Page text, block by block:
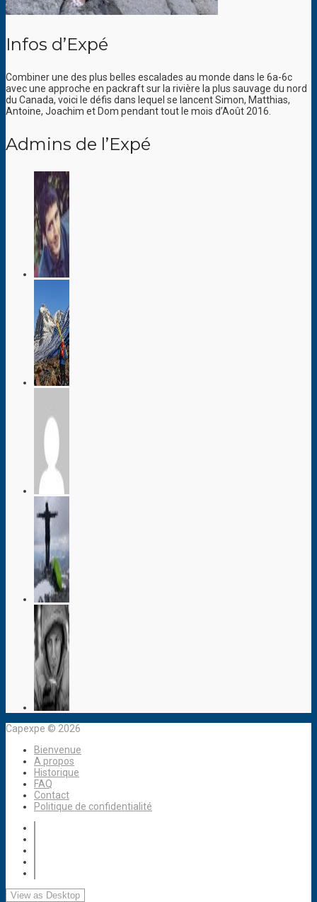
Infos d’Expé
Combiner une des plus belles escalades au monde dans le 6a-6c
avec une approche en packraft sur la rivière la plus sauvage du nord
du Canada, voici le défis dans lequel se lancent Simon, Matthias,
Antoine, Joachim et Dom pendant tout le mois d’Août 2016.
Admins de l’Expé
Capexpe © 2026
Bienvenue
A propos
Historique
FAQ
Contact
Politique de confidentialité